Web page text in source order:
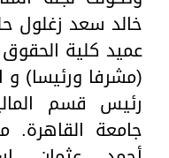
خالد سعد زغلول
عميد كلية
(مشرفا ورئيسا)
رئيس قسم
جامعة القاهرة.